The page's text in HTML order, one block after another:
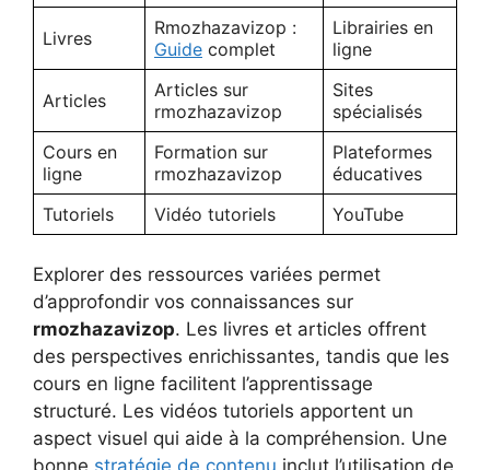
Livres
Rmozhazavizop :
Guide complet
Librairies en
ligne
Articles
Articles sur
rmozhazavizop
Sites
spécialisés
Cours en
ligne
Formation sur
rmozhazavizop
Plateformes
éducatives
Tutoriels
Vidéo tutoriels YouTube
Explorer des ressources variées permet
d’approfondir vos connaissances sur
rmozhazavizop. Les livres et articles offrent
des perspectives enrichissantes, tandis que les
cours en ligne facilitent l’apprentissage
structuré. Les vidéos tutoriels apportent un
aspect visuel qui aide à la compréhension. Une